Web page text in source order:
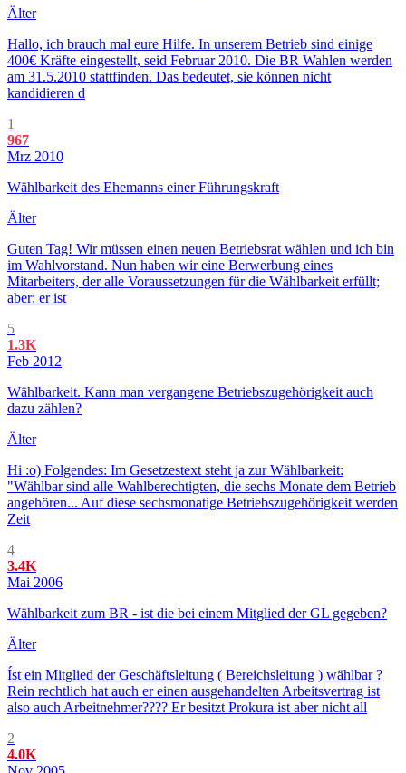
Älter
Hallo, ich brauch mal eure Hilfe. In unserem Betrieb sind einige
400€ Kräfte eingestellt, seid Februar 2010. Die BR Wahlen werden
am 31.5.2010 stattfinden. Das bedeutet, sie können nicht
kandidieren d
1
967
Mrz 2010
Wählbarkeit des Ehemanns einer Führungskraft
Älter
Guten Tag! Wir müssen einen neuen Betriebsrat wählen und ich bin
im Wahlvorstand. Nun haben wir eine Berwerbung eines
Mitarbeiters, der alle Voraussetzungen für die Wählbarkeit erfüllt;
aber: er ist
5
1.3K
Feb 2012
Wählbarkeit. Kann man vergangene Betriebszugehörigkeit auch
dazu zählen?
Älter
Hi :o) Folgendes: Im Gesetzestext steht ja zur Wählbarkeit:
"Wählbar sind alle Wahlberechtigten, die sechs Monate dem Betrieb
angehören... Auf diese sechsmonatige Betriebszugehörigkeit werden
Zeit
4
3.4K
Mai 2006
Wählbarkeit zum BR - ist die bei einem Mitglied der GL gegeben?
Älter
Íst ein Mitglied der Geschäftsleitung ( Bereichsleitung ) wählbar ?
Rein rechtlich hat auch er einen ausgehandelten Arbeitsvertrag ist
also auch Arbeitnehmer???? Er besitzt Prokura ist aber nicht all
2
4.0K